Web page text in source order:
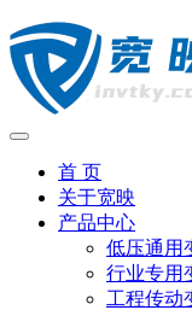
首 页
关于宽映
产品中心
低压通用
行业专用
工程传动